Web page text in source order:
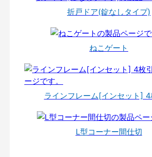
折戸ドア(錠なしタイプ)
ねこゲート
ラインフレーム[インセット] 4
L型コーナー間仕切